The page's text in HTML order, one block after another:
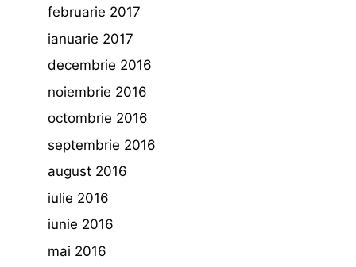
februarie 2017
ianuarie 2017
decembrie 2016
noiembrie 2016
octombrie 2016
septembrie 2016
august 2016
iulie 2016
iunie 2016
mai 2016